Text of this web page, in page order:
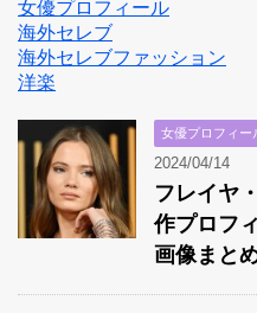
女優プロフィール
海外セレブ
海外セレブファッション
洋楽
女優プロフィー
2024/04/14
フレイヤ
作プロフ
画像まと